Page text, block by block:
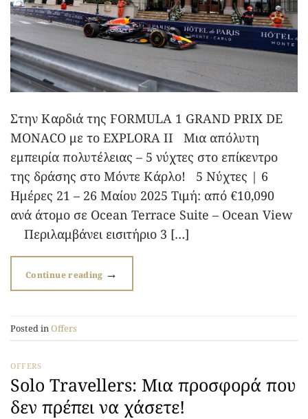
Στην Καρδιά της FORMULA 1 GRAND PRIX DE
MONACO με το EXPLORA II Μια απόλυτη
εμπειρία πολυτέλειας – 5 νύχτες στο επίκεντρο
της δράσης στο Μόντε Κάρλο! 5 Νύχτες | 6
Ημέρες 21 – 26 Μαίου 2025 Τιμή: από €10,090
ανά άτομο σε Ocean Terrace Suite – Ocean View
Περιλαμβάνει εισιτήριο 3 […]
Continue reading →
Posted in Offers
OFFERS
Solo Travellers: Μια προσφορά που
δεν πρέπει να χάσετε!